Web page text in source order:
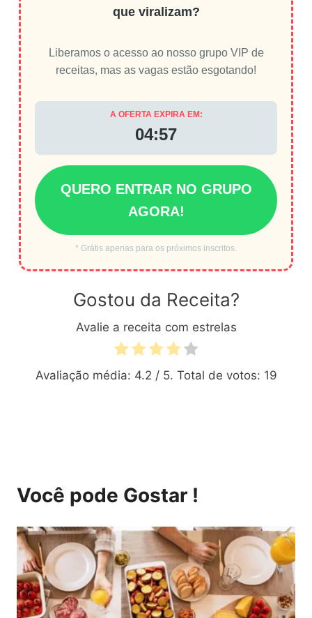
que viralizam?
Liberamos o acesso ao nosso grupo VIP de
receitas, mas as vagas estão esgotando!
A OFERTA EXPIRA EM:
04:56
QUERO ENTRAR NO GRUPO
AGORA!
* Grátis apenas para os próximos inscritos.
Gostou da Receita?
Avalie a receita com estrelas
Avaliação média: 4.2 / 5. Total de votos: 19
Você pode Gostar !